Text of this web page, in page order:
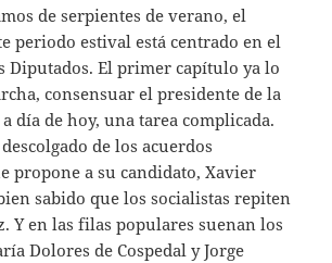
de serpientes de verano, el
periodo estival está centrado en el
Diputados. El primer capítulo ya lo
consensuar el presidente de la
día de hoy, una tarea complicada.
de los acuerdos
propone a su candidato, Xavier
sabido que los socialistas repiten
Y en las filas populares suenan los
Dolores de Cospedal y Jorge